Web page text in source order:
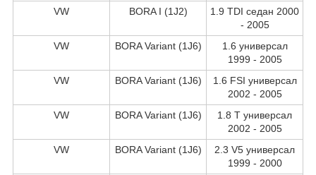
VW BORA I (1J2)
1.9 TDI седан 2000
- 2005
VW
BORA Variant (1J6)
1.6 универсал
1999 - 2005
VW
BORA Variant (1J6)
1.6 FSI универсал
2002 - 2005
VW
BORA Variant (1J6)
1.8 T универсал
2002 - 2005
VW
BORA Variant (1J6)
2.3 V5 универсал
1999 - 2000